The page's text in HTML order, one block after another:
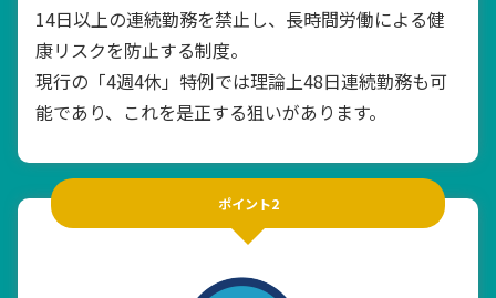
14日以上の連続勤務を禁止し、長時間労働による健
康リスクを防止する制度。
現行の「4週4休」特例では理論上48日連続勤務も可
能であり、これを是正する狙いがあります。
ポイント2